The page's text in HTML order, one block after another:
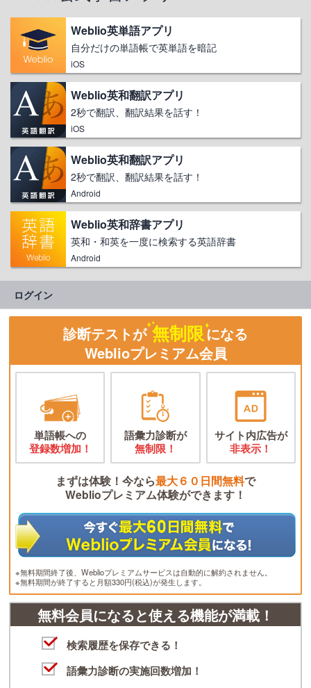
Weblio英単語アプリ
自分だけの単語帳で英単語を暗記
iOS
Weblio英和翻訳アプリ
2秒で翻訳、翻訳結果を話す！
iOS
Weblio英和翻訳アプリ
2秒で翻訳、翻訳結果を話す！
Android
Weblio英和辞書アプリ
英和・和英を一度に検索する英語辞書
Android
ログイン
診断テストが 無制限になる
Weblioプレミアム会員
単語帳への
登録数増加！
語彙力診断が
無制限！
サイト内広告が
非表示！
まずは体験！今なら最大６０日間無料で
Weblioプレミアム体験ができます！
※無料期間終了後、Weblioプレミアムサービスは自動的に解約されません。
※無料期間が終了すると月額330円(税込)が発生します。
無料会員になると使える機能が満載！
検索履歴を保存できる！
語彙力診断の実施回数増加！